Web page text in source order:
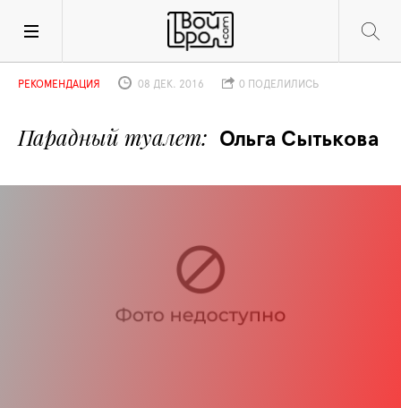
Парадный туалет Ольга Сытькова
РЕКОМЕНДАЦИЯ 08 ДЕК. 2016 0 ПОДЕЛИЛИСЬ